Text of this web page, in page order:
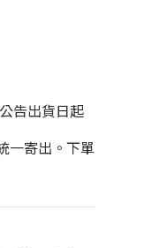
告出貨日起
一寄出。下單